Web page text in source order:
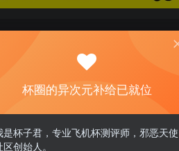
0
杯圈的异次元补给已就位
是杯子君，专业飞机杯测评师，邪恶天使
区创始人。